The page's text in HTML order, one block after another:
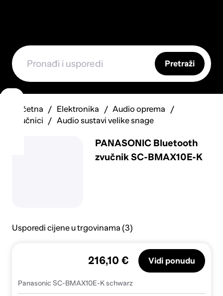
Pretraži
Početna Elektronika
Audio oprema
Zvučnici
Audio sustavi velike snage
PANASONIC Bluetooth
zvučnik SC-BMAX10E-K
Usporedi cijene u trgovinama (3)
Panasonic SC-BMAX10E-K schwarz
216,10 € Vidi ponudu